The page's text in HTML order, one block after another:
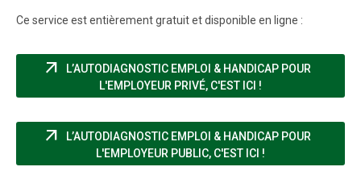
Ce service est entièrement gratuit et disponible en ligne :
arrow_outward
L’AUTODIAGNOSTIC EMPLOI & HANDICAP POUR
L'EMPLOYEUR PRIVÉ, C'EST ICI !
arrow_outward
L’AUTODIAGNOSTIC EMPLOI & HANDICAP POUR
L'EMPLOYEUR PUBLIC, C'EST ICI !